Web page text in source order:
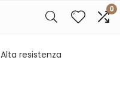
0
Alta resistenza